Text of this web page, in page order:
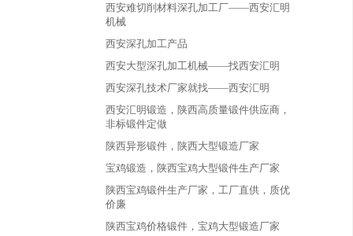
西安难切削材料深孔加工厂——西安汇明
机械
西安深孔加工产品
西安大型深孔加工机械——找西安汇明
西安深孔技术厂家就找——西安汇明
西安汇明锻造，陕西高质量锻件供应商，
非标锻件定做
陕西异形锻件，陕西大型锻造厂家
宝鸡锻造，陕西宝鸡大型锻件生产厂家
陕西宝鸡锻件生产厂家，工厂直供，质优
价廉
陕西宝鸡价格锻件，宝鸡大型锻造厂家